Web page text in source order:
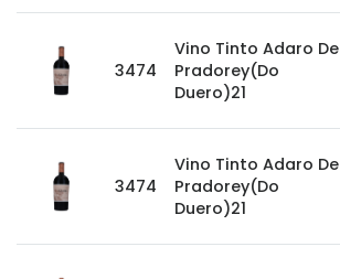
3474
Vino Tinto Adaro De
Pradorey(Do
Duero)21
3474
Vino Tinto Adaro De
Pradorey(Do
Duero)21